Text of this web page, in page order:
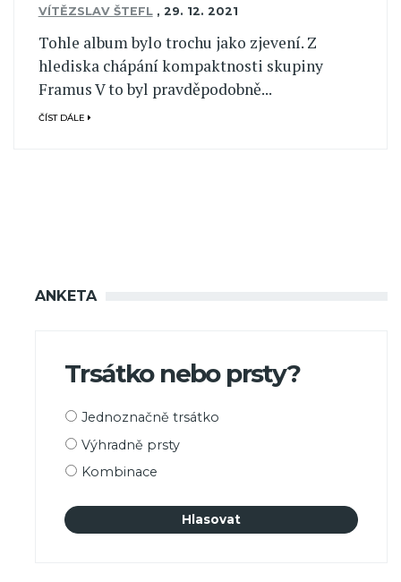
VÍTĚZSLAV ŠTEFL , 29. 12. 2021
Tohle album bylo trochu jako zjevení. Z
hlediska chápání kompaktnosti skupiny
Framus V to byl pravděpodobně...
ČÍST DÁLE
ANKETA
Trsátko nebo prsty?
Možnosti
Jednoznačně trsátko
Výhradně prsty
Kombinace